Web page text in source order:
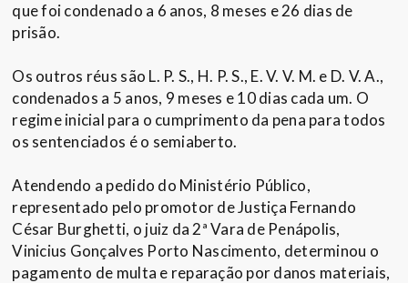
que foi condenado a 6 anos, 8 meses e 26 dias de
prisão.
Os outros réus são L. P. S., H. P. S., E. V. V. M. e D. V. A.,
condenados a 5 anos, 9 meses e 10 dias cada um. O
regime inicial para o cumprimento da pena para todos
os sentenciados é o semiaberto.
Atendendo a pedido do Ministério Público,
representado pelo promotor de Justiça Fernando
César Burghetti, o juiz da 2ª Vara de Penápolis,
Vinicius Gonçalves Porto Nascimento, determinou o
pagamento de multa e reparação por danos materiais,